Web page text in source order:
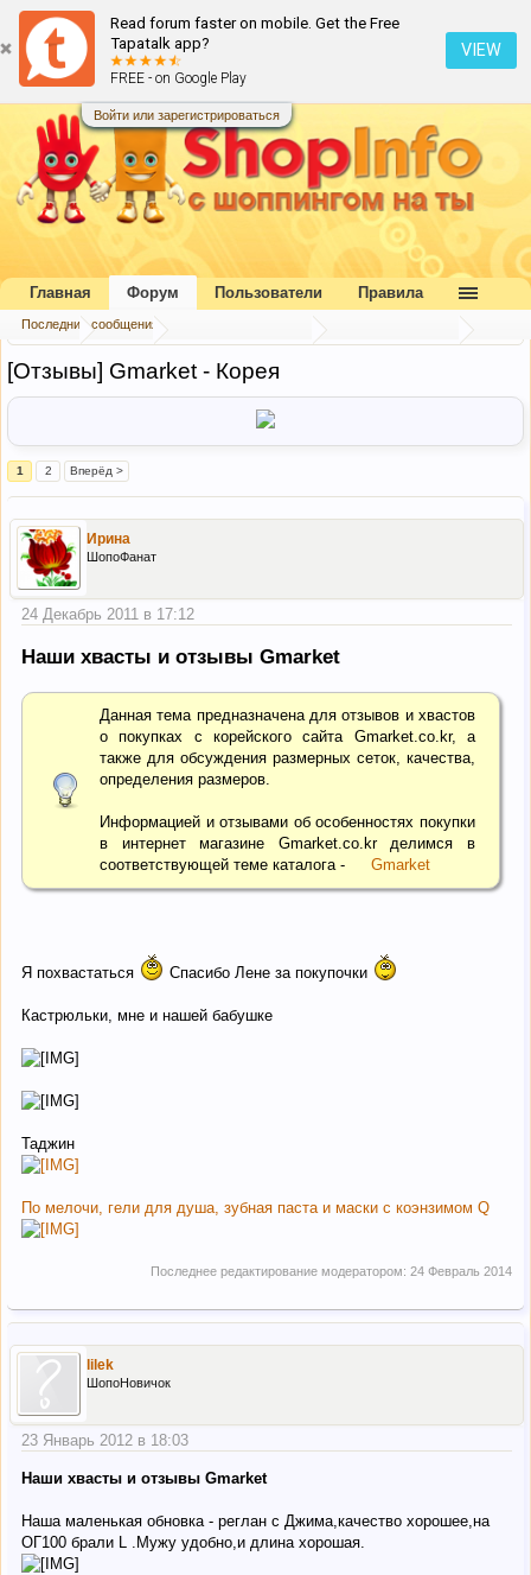
Read forum faster on mobile. Get the Free
Tapatalk app?
FREE - on Google Play
VIEW
Войти или зарегистрироваться
Главная Форум
[Отзывы] Gmarket - Корея
1 2 Вперёд >
Ирина
ШопоФанат
24 Декабрь 2011 в 17:12
Наши хвасты и отзывы Gmarket
Данная тема предназначена для отзывов и хвастов
о покупках с корейского сайта Gmarket.co.kr, а
также для обсуждения размерных сеток, качества,
определения размеров.
Информацией и отзывами об особенностях покупки
в интернет магазине Gmarket.co.kr делимся в
соответствующей теме каталога -
Gmarket
Я похвастаться Спасибо Лене за покупочки
Кастрюльки, мне и нашей бабушке
Таджин
По мелочи, гели для душа, зубная паста и маски с коэнзимом Q
Последнее редактирование модератором: 24 Февраль 2014
lilek
ШопоНовичок
23 Январь 2012 в 18:03
Наши хвасты и отзывы Gmarket
Наша маленькая обновка - реглан с Джима,качество хорошее,на
ОГ100 брали L .Мужу удобно,и длина хорошая.
Главная Форум
Последние сообщения
Пользователи Правила